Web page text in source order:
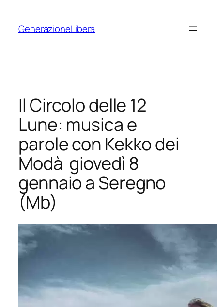
contenuto
GenerazioneLibera
Il Circolo delle 12
Lune: musica e
parole con Kekko dei
Modà giovedì 8
gennaio a Seregno
(Mb)